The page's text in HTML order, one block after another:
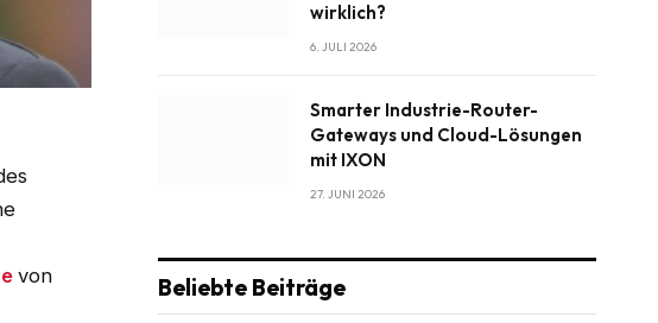
von
wirklich?
6. JULI 2026
Smarter Industrie-Router-
Gateways und Cloud-Lösungen
mit IXON
27. JUNI 2026
Beliebte Beiträge